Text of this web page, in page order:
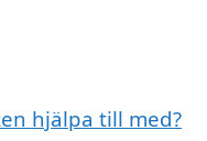
hjälpa till med?